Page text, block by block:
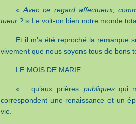
« Avec ce regard affectueux,
tueur ? » Le voit-on bien notre monde
Et il m’a été reproché la remarque
vivement que nous soyons tous de bons
LE MOIS DE MARIE
« …qu’aux prières publiquesqui
correspondent une renaissance et un
vie.